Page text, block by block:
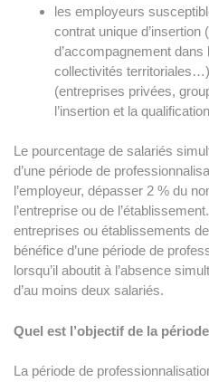
les employeurs
contrat unique
d’accompagnement dans
collectivités
(entreprises privées,
l’insertion et la
Le pourcentage de salariés
d’une période de
l’employeur, dépasser 2 % du
l’entreprise ou de
entreprises ou établissements
bénéfice d’une période de
lorsqu’il aboutit à l’absence
d’au moins deux salariés.
Quel est l’objectif de la
La période de